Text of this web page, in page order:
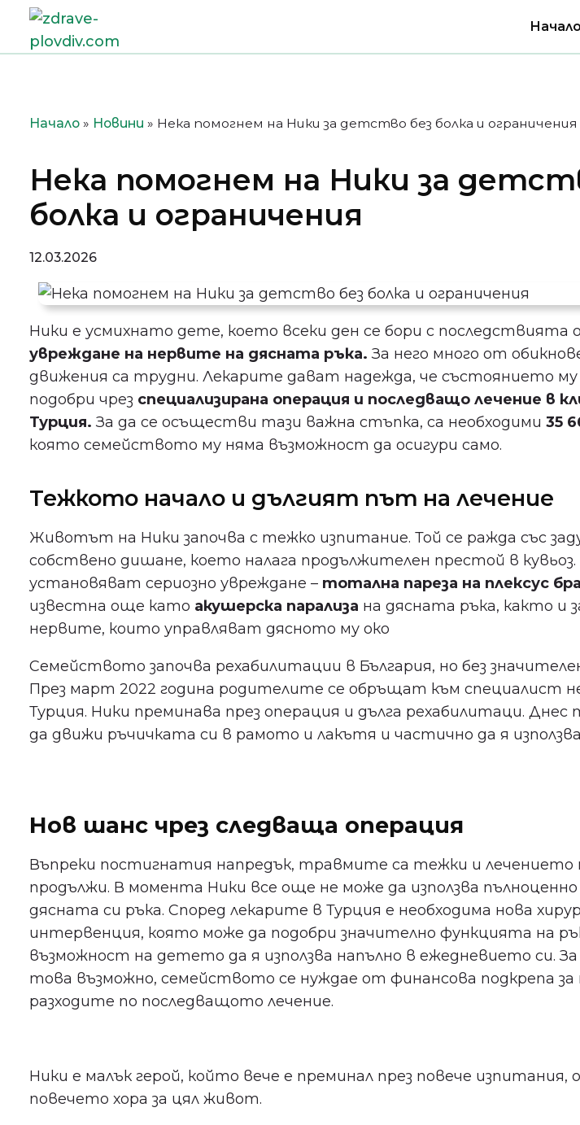
Преминете
съдържанието
Начало
Начало » Новини » Нека помогнем на Ники за детство без болка и ограничения
Нека помогнем на Ники за
болка и ограничения
12.03.2026
Ники е усмихнато дете, което всеки ден се бори с последствията
увреждане на нервите на дясната ръка. За него много от
движения са трудни. Лекарите дават надежда, че състоянието му
подобри чрез специализирана операция и последващо лечение в
Турция. За да се осъществи тази важна стъпка, са необходими 35
която семейството му няма възможност да осигури само.
Тежкото начало и дългият път на лечение
Животът на Ники започва с тежко изпитание. Той се ражда със
собствено дишане, което налага продължителен престой в
установяват сериозно увреждане – тотална пареза на плексус
известна още като акушерска парализа на дясната ръка, както и
нервите, които управляват дясното му око
Семейството започва рехабилитации в България, но без
През март 2022 година родителите се обръщат към специалист
Турция. Ники преминава през операция и дълга рехабилитаци. Днес
да движи ръчичката си в рамото и лакътя и частично да я
Нов шанс чрез следваща операция
Въпреки постигнатия напредък, травмите са тежки и лечението
продължи. В момента Ники все още не може да използва
дясната си ръка. Според лекарите в Турция е необходима нова
интервенция, която може да подобри значително функцията на
възможност на детето да я използва напълно в ежедневието си.
това възможно, семейството се нуждае от финансова подкрепа за
разходите по последващото лечение.
Ники е малък герой, който вече е преминал през повече изпитания,
повечето хора за цял живот.